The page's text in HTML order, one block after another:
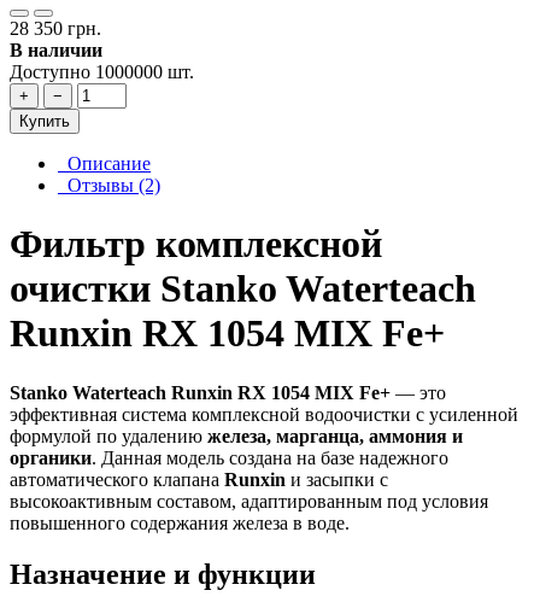
28 350 грн.
В наличии
Доступно 1000000 шт.
+
−
Купить
Описание
Отзывы (2)
Фильтр комплексной
очистки Stanko Waterteach
Runxin RX 1054 MIX Fe+
Stanko Waterteach Runxin RX 1054 MIX Fe+ — это
эффективная система комплексной водоочистки с усиленной
формулой по удалению железа, марганца, аммония и
органики. Данная модель создана на базе надежного
автоматического клапана Runxin и засыпки с
высокоактивным составом, адаптированным под условия
повышенного содержания железа в воде.
Назначение и функции